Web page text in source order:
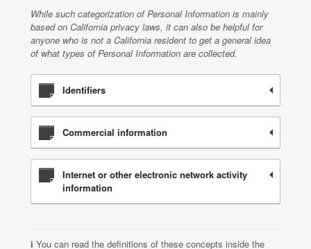
While such categorization of Personal Information is mainly
based on California privacy laws, it can also be helpful for
anyone who is not a California resident to get a general idea
of what types of Personal Information are collected.
Identifiers
Commercial information
Internet or other electronic network activity
information
ℹ️ You can read the definitions of these concepts inside the